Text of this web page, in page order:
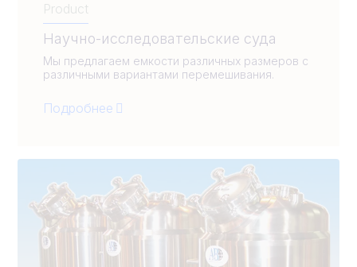
Product
Научно-исследовательские суда
Мы предлагаем емкости различных размеров с
различными вариантами перемешивания.
Подробнее